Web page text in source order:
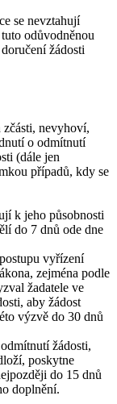
se nevztahují
odůvodněnou
žádosti
nevyhoví,
o odmítnutí
(dále jen
případů, kdy se
k jeho působnosti
do 7 dnů ode dne
vyřízení
zejména podle
žadatele ve
aby žádost
výzvě do 30 dnů
žádosti,
poskytne
do 15 dnů
doplnění.